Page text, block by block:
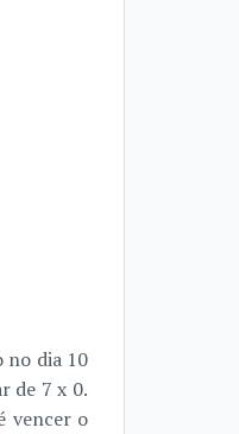
no dia 10
de 7 x 0.
vencer o